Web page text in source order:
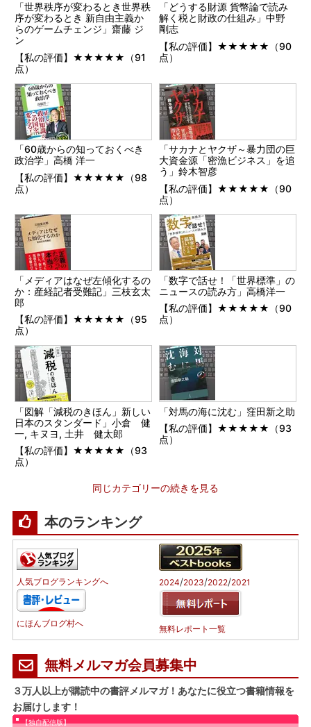
「世界秩序が変わるとき世界秩
序が変わるとき 新自由主義か
らのゲームチェンジ」齋藤 ジ
ン
【私の評価】★★★★★（91
点）
「どうする財源 貨幣論で読み
解く税と財政の仕組み」中野
剛志
【私の評価】★★★★★（90
点）
「60歳からの知っておくべき
政治学」高橋 洋一
【私の評価】★★★★★（98
点）
「サカナとヤクザ～暴力団の巨
大資金源「密漁ビジネス」を追
う」鈴木智彦
【私の評価】★★★★★（90
点）
「メディアはなぜ左傾化するの
か：産経記者受難記」三枝玄太
郎
【私の評価】★★★★★（95
点）
「数字で話せ！「世界標準」の
ニュースの読み方」高橋洋一
【私の評価】★★★★★（90
点）
「図解「減税のきほん」新しい
日本のスタンダード」小倉 健
一, キヌヨ, 土井 健太郎
【私の評価】★★★★★（93
点）
「対馬の海に沈む」窪田新之助
【私の評価】★★★★★（93
点）
同じカテゴリーの続きを見る
本のランキング
人気ブログランキングへ
にほんブログ村へ
2024/2023/2022/2021
無料レポート一覧
無料メルマガ会員募集中
３万人以上が購読中の書評メルマガ！あなたに役立つ書籍情報を
お届けします！
【独自配信版】